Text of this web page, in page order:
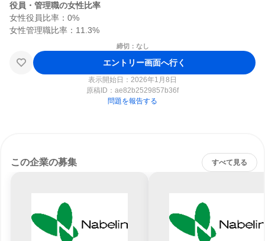
役員・管理職の女性比率
女性役員比率：0%
締切：なし
エントリー画面へ行く
表示開始日：2026年1月8日
原稿ID： ae82b2529857b36f
問題を報告する
この企業の募集 すべて見る